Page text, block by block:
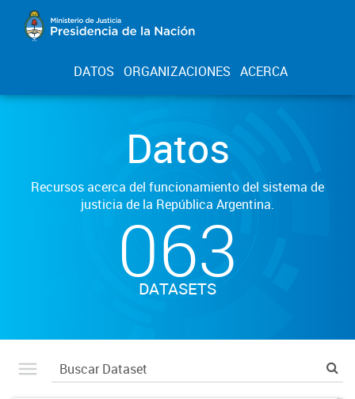
DATOS ORGANIZACIONES ACERCA
Datos
Recursos acerca del funcionamiento del sistema de
justicia de la República Argentina.
063
DATASETS